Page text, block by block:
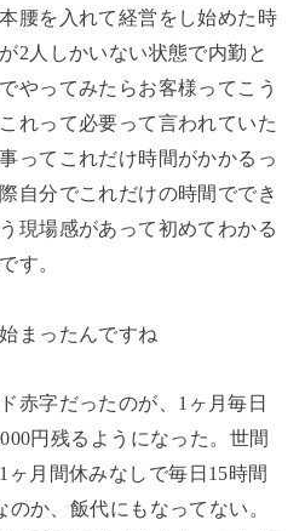
腰を入れて経営をし始めた時
2 人しかいない状態で内勤と
やってみたらお客様ってこう
れって必要って言われていた
ってこれだけ時間がかかるっ
自分でこれだけの時間ででき
現場感があって初めてわかる
す。
まったんですね
赤字だったのが、 1 ヶ月毎日
円残るようになった。世間
1 ヶ月間休みなしで毎日 15時間
のか、飯代にもなってない。